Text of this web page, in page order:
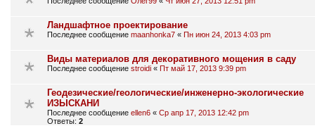
Ландшафтное проектирование
Последнее сообщение maanhonka7 « Пн июн 24, 2013 4:03 pm
Виды материалов для декоративного мощения в саду
Последнее сообщение stroidi « Пт май 17, 2013 9:39 pm
Геодезические/геологические/инженерно-экологические
ИЗЫСКАНИ
Последнее сообщение ellen6 « Ср апр 17, 2013 12:42 pm
Ответы: 2